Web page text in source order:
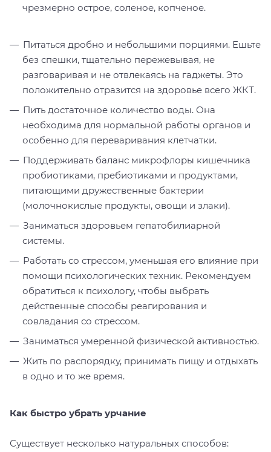
чрезмерно острое, соленое, копченое.
Питаться дробно и небольшими порциями. Ешьте
без спешки, тщательно пережевывая, не
разговаривая и не отвлекаясь на гаджеты. Это
положительно отразится на здоровье всего ЖКТ.
Пить достаточное количество воды. Она
необходима для нормальной работы органов и
особенно для переваривания клетчатки.
Поддерживать баланс микрофлоры кишечника
пробиотиками, пребиотиками и продуктами,
питающими дружественные бактерии
(молочнокислые продукты, овощи и злаки).
Заниматься здоровьем гепатобилиарной
системы.
Работать со стрессом, уменьшая его влияние при
помощи психологических техник. Рекомендуем
обратиться к психологу, чтобы выбрать
действенные способы реагирования и
совладания со стрессом.
Заниматься умеренной физической активностью.
Жить по распорядку, принимать пищу и отдыхать
в одно и то же время.
Как быстро убрать урчание
Существует несколько натуральных способов: